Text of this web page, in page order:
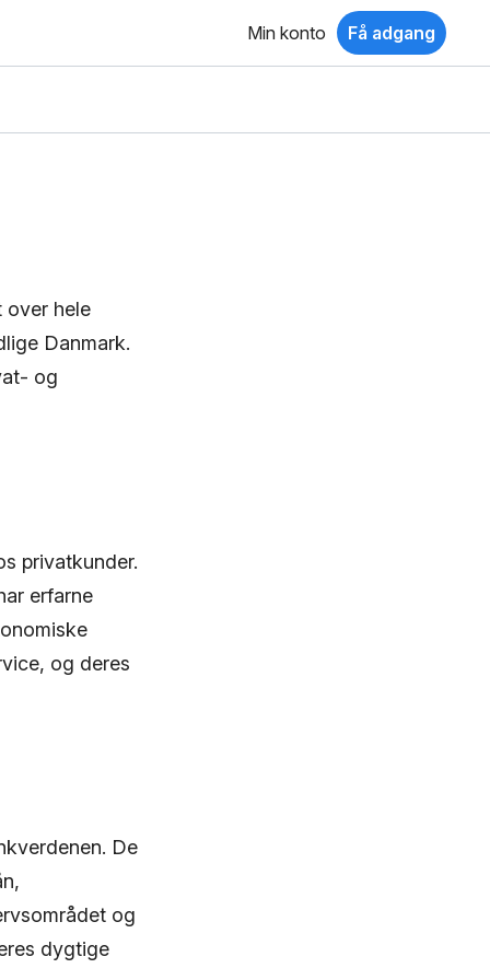
Min konto Få adgang
over hele
Danmark.
og
privatkunder.
erfarne
og deres
De
og
dygtige